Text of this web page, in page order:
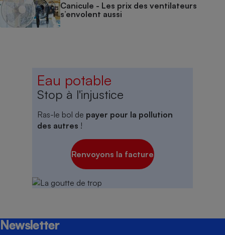
Canicule - Les prix des ventilateurs
s’envolent aussi
Eau potable
Stop à l'injustice
Ras-le bol de payer pour la pollution
des autres !
Renvoyons la facture
Newsletter